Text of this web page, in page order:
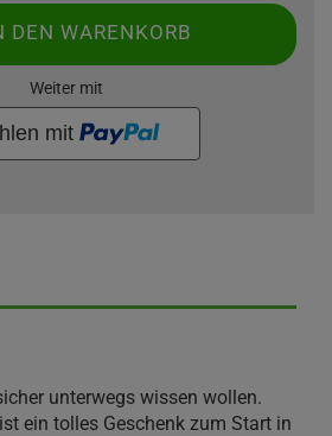
DEN WARENKORB
Weiter mit
unterwegs wissen wollen.
ein tolles Geschenk zum Start in